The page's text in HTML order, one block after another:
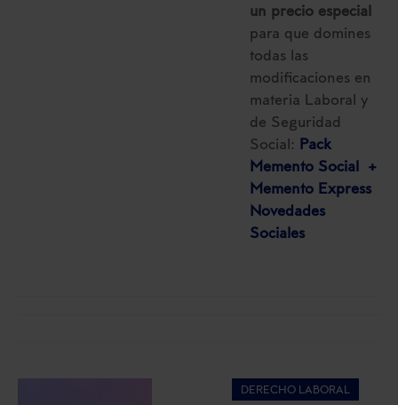
un precio especial
para que domines
todas las
modificaciones en
materia Laboral y
de Seguridad
Social: Pack
Memento Social +
Memento Express
Novedades
Sociales
DERECHO LABORAL